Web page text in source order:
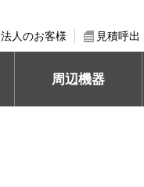
法人のお客様 見積呼出
周辺機器